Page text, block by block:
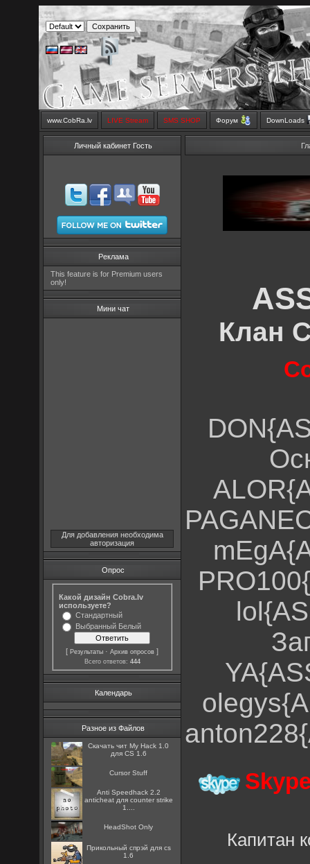
www.CobRa.lv LIVE Stream SMS SHOP Форум DownLoads
Личный кабинет Гость
Реклама
This feature is for Premium users
only!
Мини чат
Для добавления необходима
авторизация
Опрос
Какой дизайн Cobra.lv
используете?
Стандартный
Выбранный Белый
[Результаты ·Архив опросов ]
Всего ответов: 444
Календарь
Разное из Файлов
Скачать чит My Hack 1.0
для CS 1.6
Cursor Stuff
Anti Speedhack 2.2
anticheat для counter strike
1....
HeadShot Only
Прикольный спрэй для cs
1.6
Клан
Капитан